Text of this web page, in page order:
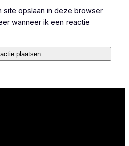
site opslaan in deze browser
wanneer ik een reactie